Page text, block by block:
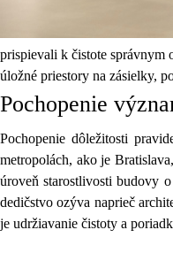
prispievali k čistote správnym
úložné priestory na zásielky,
Pochopenie
Pochopenie dôležitosti
metropolách, ako je
úroveň starostlivosti budovy
dedičstvo ozýva naprieč
je udržiavanie čistoty a